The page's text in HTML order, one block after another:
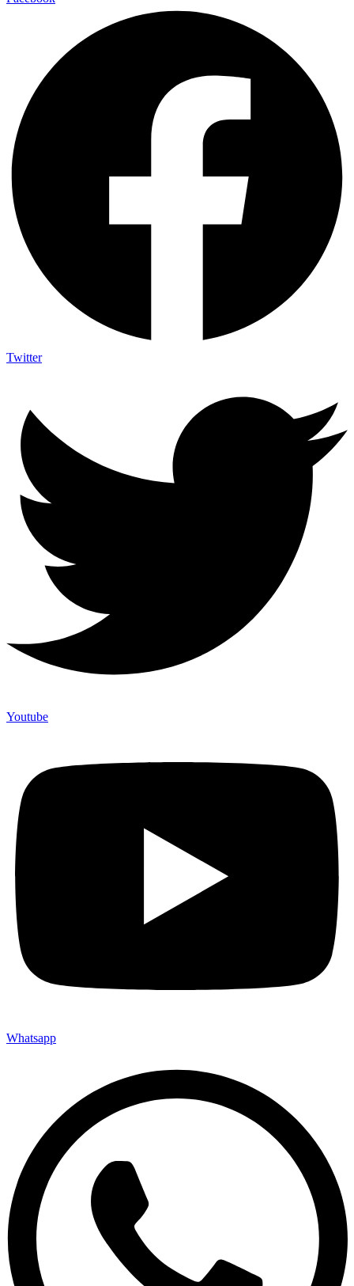
Twitter
Youtube
Whatsapp